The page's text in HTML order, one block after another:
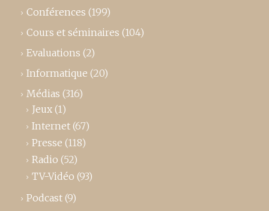
Conférences (199)
Cours et séminaires (104)
Evaluations (2)
Informatique (20)
Médias (316)
Jeux (1)
Internet (67)
Presse (118)
Radio (52)
TV-Vidéo (93)
Podcast (9)